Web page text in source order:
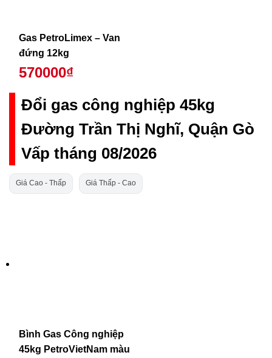
Gas PetroLimex – Van
đứng 12kg
570000₫
Đổi gas công nghiệp 45kg
Đường Trần Thị Nghĩ, Quận Gò
Vấp tháng 08/2026
Giá Cao - Thấp Giá Thấp - Cao
Bình Gas Công nghiệp
45kg PetroVietNam màu